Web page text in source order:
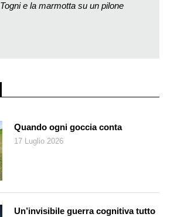
alle caratteristiche del luogo, è un po’
animali dei Nevercrew, dopo aver portato
ora, le balene di Close up realizzate a
Stefano Franscini 27, gli orsi disegnati
lo scorso anno sulla facciata del palazzo
con gli elefanti, le volpi, le giraffe e
riuniranno e si distribuiranno nell’ampio
che comprende anche San
progetto – ci dicono i Nevercrew – oltre
che ci è molto vicina, ci piace in modo
di pensare a un concetto che si
Quando ogni goccia conta
17 Luglio 2026
Un’invisibile guerra cognitiva tutto
e la marmotta su un pilone